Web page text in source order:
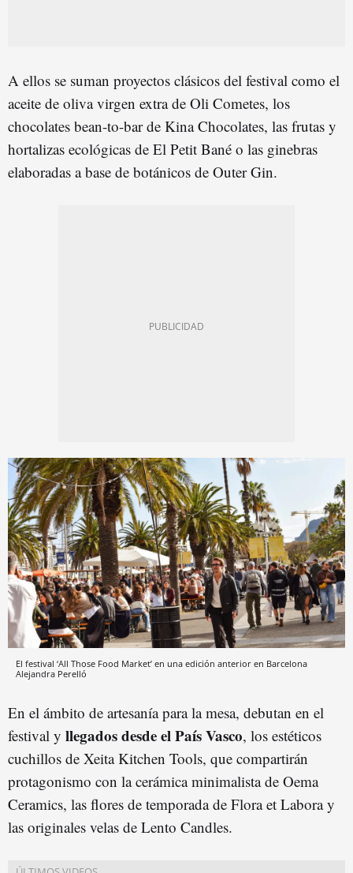
A ellos se suman proyectos clásicos del festival como el
aceite de oliva virgen extra de Oli Cometes, los
chocolates bean-to-bar de Kina Chocolates, las frutas y
hortalizas ecológicas de El Petit Bané o las ginebras
elaboradas a base de botánicos de Outer Gin.
El festival ‘All Those Food Market’ en una edición anterior en Barcelona
Alejandra Perelló
En el ámbito de artesanía para la mesa, debutan en el
festival y llegados desde el País Vasco, los estéticos
cuchillos de Xeita Kitchen Tools, que compartirán
protagonismo con la cerámica minimalista de Oema
Ceramics, las flores de temporada de Flora et Labora y
las originales velas de Lento Candles.